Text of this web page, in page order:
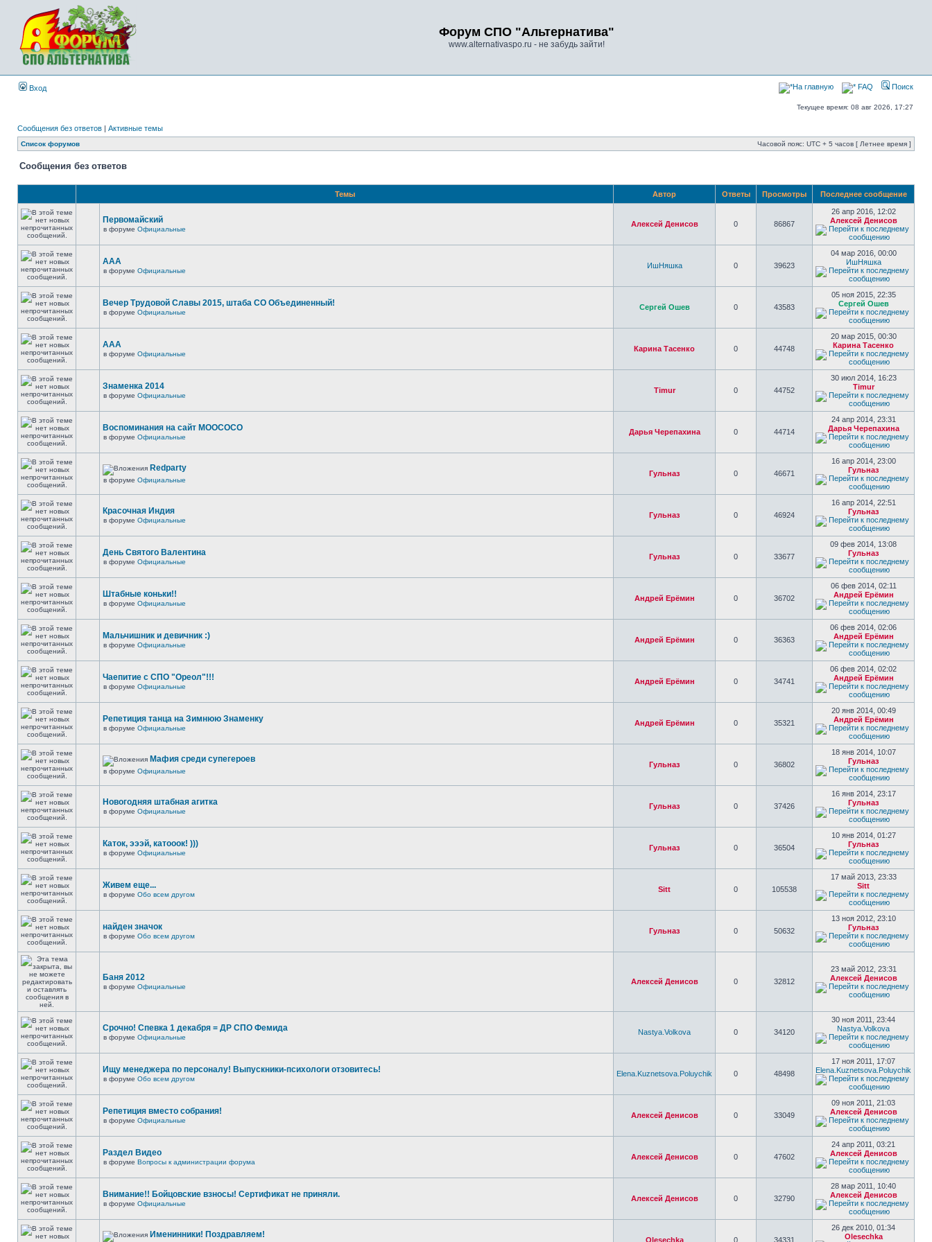
Форум СПО "Альтернатива"
www.alternativaspo.ru - не забудь зайти!
Вход На главную FAQ Поиск
Текущее время: 08 авг 2026, 17:27
Сообщения без ответов | Активные темы
Список форумов Часовой пояс: UTC + 5 часов [ Летнее время ]
Сообщения без ответов
Темы Автор Ответы Просмотры Последнее сообщение
Первомайский
в форуме Официальные
Алексей Денисов 0 86867
26 апр 2016, 12:02
Алексей Денисов
ААА
в форуме Официальные
ИшНяшка 0 39623
04 мар 2016, 00:00
ИшНяшка
Вечер Трудовой Славы 2015, штаба СО Объединенный!
в форуме Официальные
Сергей Ошев 0 43583
05 ноя 2015, 22:35
Сергей Ошев
ААА
в форуме Официальные
Карина Тасенко 0 44748
20 мар 2015, 00:30
Карина Тасенко
Знаменка 2014
в форуме Официальные
Timur 0 44752
30 июл 2014, 16:23
Timur
Воспоминания на сайт МООСОСО
в форуме Официальные
Дарья Черепахина 0 44714
24 апр 2014, 23:31
Дарья Черепахина
Redparty
в форуме Официальные
Гульназ 0 46671
16 апр 2014, 23:00
Гульназ
Красочная Индия
в форуме Официальные
Гульназ 0 46924
16 апр 2014, 22:51
Гульназ
День Святого Валентина
в форуме Официальные
Гульназ 0 33677
09 фев 2014, 13:08
Гульназ
Штабные коньки!!
в форуме Официальные
Андрей Ерёмин 0 36702
06 фев 2014, 02:11
Андрей Ерёмин
Мальчишник и девичник :)
в форуме Официальные
Андрей Ерёмин 0 36363
06 фев 2014, 02:06
Андрей Ерёмин
Чаепитие с СПО "Ореол"!!!
в форуме Официальные
Андрей Ерёмин 0 34741
06 фев 2014, 02:02
Андрей Ерёмин
Репетиция танца на Зимнюю Знаменку
в форуме Официальные
Андрей Ерёмин 0 35321
20 янв 2014, 00:49
Андрей Ерёмин
Мафия среди супегероев
в форуме Официальные
Гульназ 0 36802
18 янв 2014, 10:07
Гульназ
Новогодняя штабная агитка
в форуме Официальные
Гульназ 0 37426
16 янв 2014, 23:17
Гульназ
Каток, эээй, катооок! )))
в форуме Официальные
Гульназ 0 36504
10 янв 2014, 01:27
Гульназ
Живем еще...
в форуме Обо всем другом
Sitt 0 105538
17 май 2013, 23:33
Sitt
найден значок
в форуме Обо всем другом
Гульназ 0 50632
13 ноя 2012, 23:10
Гульназ
Баня 2012
в форуме Официальные
Алексей Денисов 0 32812
23 май 2012, 23:31
Алексей Денисов
Срочно! Спевка 1 декабря = ДР СПО Фемида
в форуме Официальные
Nastya.Volkova 0 34120
30 ноя 2011, 23:44
Nastya.Volkova
Ищу менеджера по персоналу! Выпускники-психологи отзовитесь!
в форуме Обо всем другом
Elena.Kuznetsova.Poluychik 0 48498
17 ноя 2011, 17:07
Elena.Kuznetsova.Poluychik
Репетиция вместо собрания!
в форуме Официальные
Алексей Денисов 0 33049
09 ноя 2011, 21:03
Алексей Денисов
Раздел Видео
в форуме Вопросы к администрации форума
Алексей Денисов 0 47602
24 апр 2011, 03:21
Алексей Денисов
Внимание!! Бойцовские взносы! Сертификат не приняли.
в форуме Официальные
Алексей Денисов 0 32790
28 мар 2011, 10:40
Алексей Денисов
Именинники! Поздравляем!
Olesechka 0 34331
26 дек 2010, 01:34
Olesechka